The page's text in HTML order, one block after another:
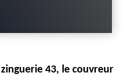
zinguerie 43, le couvreur